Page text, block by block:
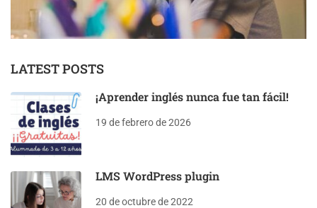
LATEST POSTS
¡Aprender inglés nunca fue tan fácil!
19 de febrero de 2026
LMS WordPress plugin
20 de octubre de 2022